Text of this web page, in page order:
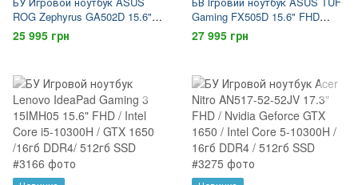
ROG Zephyrus GA502D 15.6"
FHD / Nvidia Geforce
GTX1660Ti / Ryzen 7-3750H /
25 995 грн
Gaming FX505D 15.6" FHD
120гц / Nvidia Geforce RTX
2060 / Ryzen 7-3750H / 16гб
27 995 грн